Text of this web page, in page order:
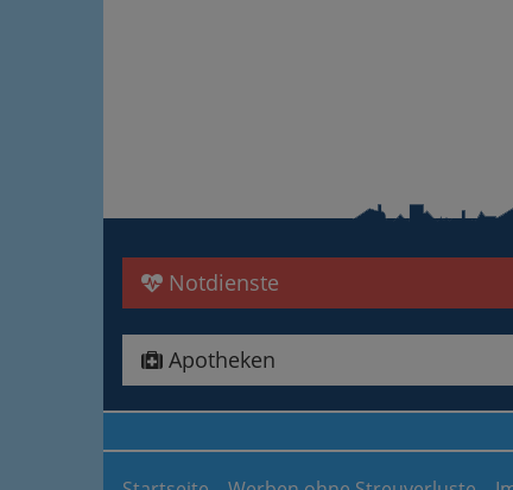
Notdienste
Apotheken